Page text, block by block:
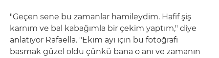
"Geçen sene bu zamanlar hamileydim. Hafif şiş
karnım ve bal kabağımla bir çekim yaptım," diye
anlatıyor Rafaella. "Ekim ayı için bu fotoğrafı
basmak güzel oldu çünkü bana o anı ve zamanın